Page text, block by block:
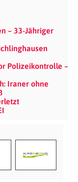
– 33-Jähriger
Polizeikontrolle –
Iraner ohne